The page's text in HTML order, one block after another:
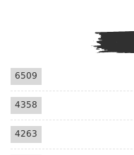
6509
4358
4263